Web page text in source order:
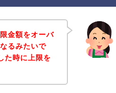
金額をオーバ
るみたいで
た時に上限を